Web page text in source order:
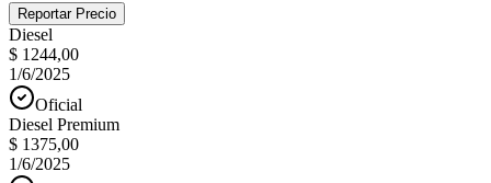
Reportar Precio
Diesel
$ 1244,00
1/6/2025
Oficial
Diesel Premium
$ 1375,00
1/6/2025